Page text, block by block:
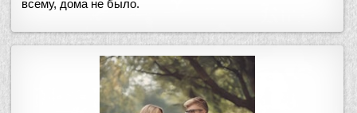
всему, дома не было.